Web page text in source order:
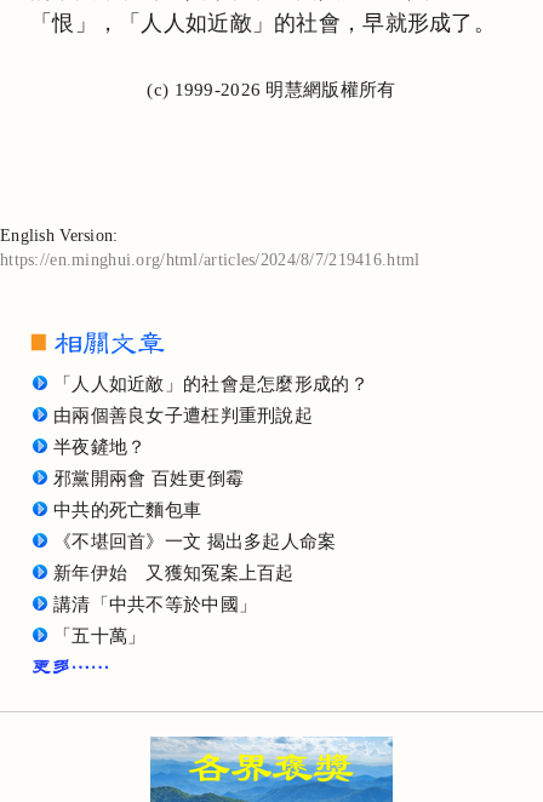
「恨」，「人人如近敵」的社會，早就形成了。
(c) 1999-2026 明慧網版權所有
English Version:
https://en.minghui.org/html/articles/2024/8/7/219416.html
「人人如近敵」的社會是怎麼形成的？
由兩個善良女子遭枉判重刑說起
半夜鏟地？
邪黨開兩會 百姓更倒霉
中共的死亡麵包車
《不堪回首》一文 揭出多起人命案
新年伊始 又獲知冤案上百起
講清「中共不等於中國」
「五十萬」